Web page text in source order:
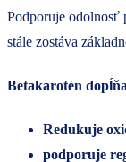
Podporuje odolnosť
stále zostáva
Betakarotén
Redukuje
podporuje